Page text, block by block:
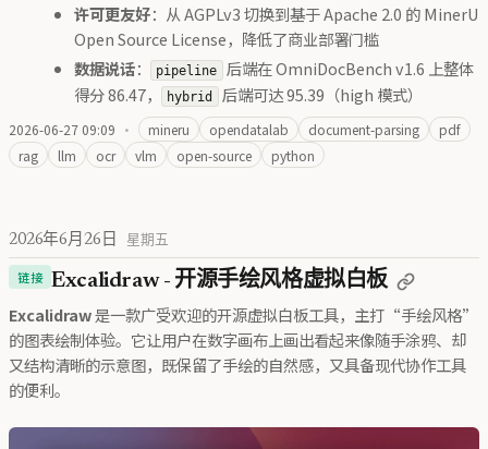
许可更友好：从 AGPLv3 切换到基于 Apache 2.0 的 MinerU
Open Source License，降低了商业部署门槛
数据说话： pipeline 后端在 OmniDocBench v1.6 上整体
得分 86.47，
hybrid 后端可达 95.39（high 模式）
2026-06-27 09:09 · mineru opendatalab document-parsing
pdf
rag
llm ocr vlm open-source python
2026年6月26日 星期五
链接 Excalidraw - 开源手绘风格虚拟白板
Excalidraw是一款广受欢迎的开源虚拟白板工具，主打“手绘风格”
的图表绘制体验。它让用户在数字画布上画出看起来像随手涂鸦、却
又结构清晰的示意图，既保留了手绘的自然感，又具备现代协作工具
的便利。